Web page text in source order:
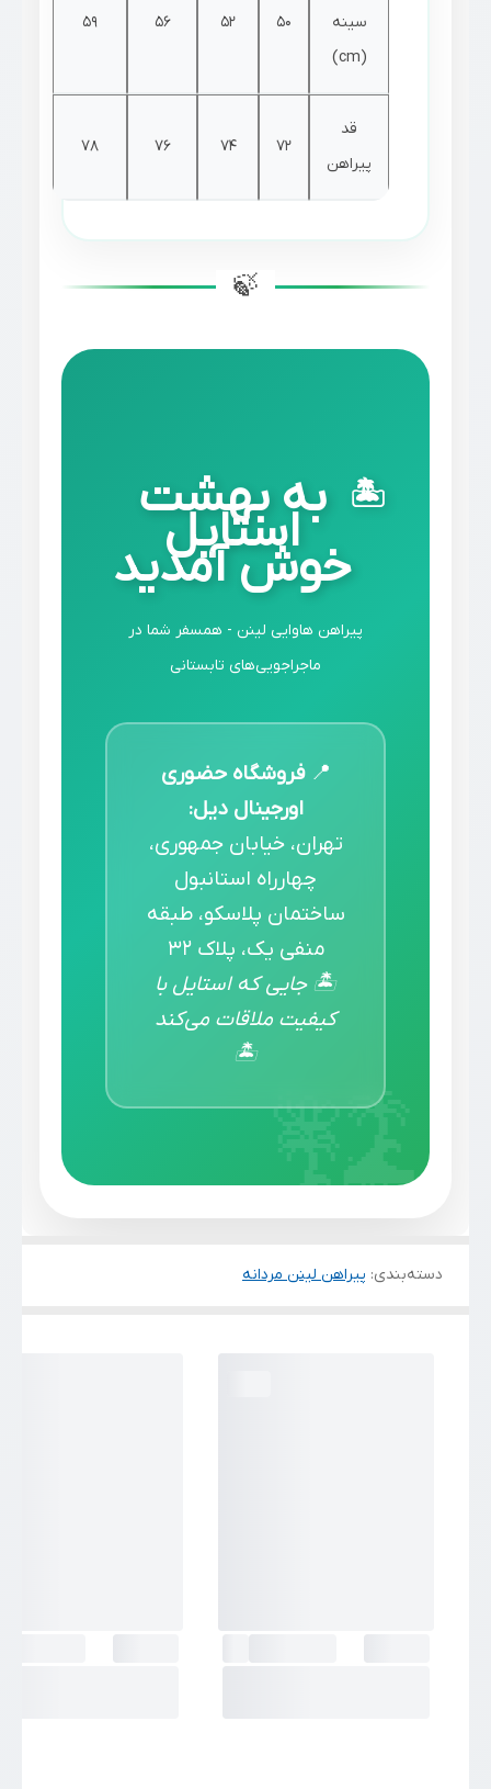
سینه
(cm)
50
52
56
59
قد
پیراهن
72
74
76
78
به بهشت
استایل
خوش آمدید
پیراهن هاوایی لینن - همسفر شما در
ماجراجویی‌های تابستانی
📍فروشگاه حضوری
اورجینال دیل:
تهران، خیابان جمهوری،
چهارراه استانبول
ساختمان پلاسکو، طبقه
منفی یک، پلاک ۳۲
🏝️ جایی که استایل با
کیفیت ملاقات می‌کند
🏝️
دسته‌بندی: پیراهن لینن مردانه